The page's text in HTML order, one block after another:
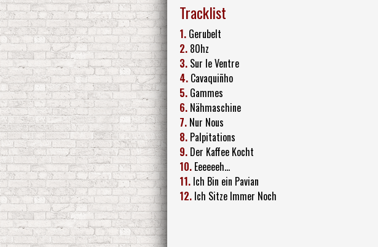
Tracklist
1. Gerubelt
2. 80hz
3. Sur le Ventre
4. Cavaquiñho
5. Gammes
6. Nähmaschine
7. Nur Nous
8. Palpitations
9. Der Kaffee Kocht
10. Eeeeeeh...
11. Ich Bin ein Pavian
12. Ich Sitze Immer Noch